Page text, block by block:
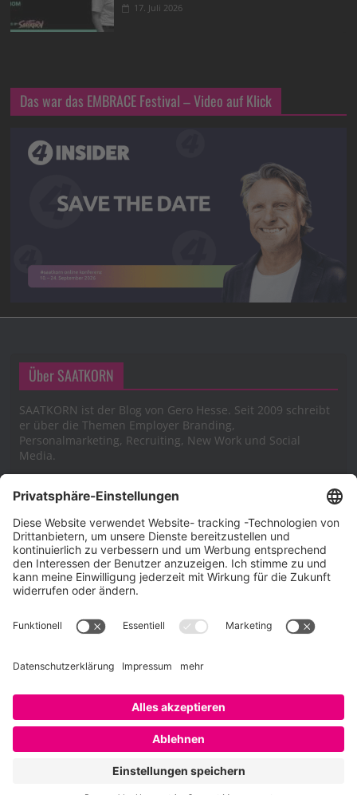
17. Juli 2026
Das war das EMBRACE Festival – Video auf Klick
Über SAATKORN
SAATKORN ist der Blog von Gero Hesse. Seit 2009 schreibt
er über die Themen Employer Branding,
Personalmarketing, Recruiting, New Work und Social
Media.
Impressum
Impressum
Cookie-Richtlinie (EU)
Copyright © 2026SAATKORN